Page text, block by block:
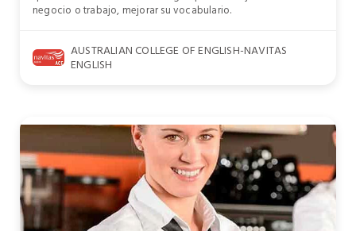
negocio o trabajo, mejorar su vocabulario.
AUSTRALIAN COLLEGE OF ENGLISH-NAVITAS
ENGLISH